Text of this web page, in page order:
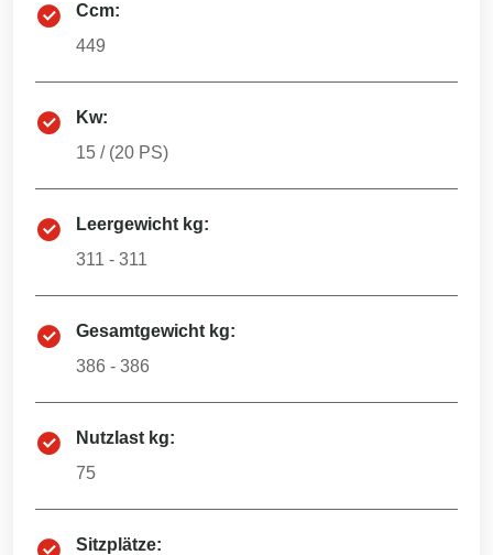
Ccm:
449
Kw:
15 / (20 PS)
Leergewicht kg:
311 - 311
Gesamtgewicht kg:
386 - 386
Nutzlast kg:
75
Sitzplätze: